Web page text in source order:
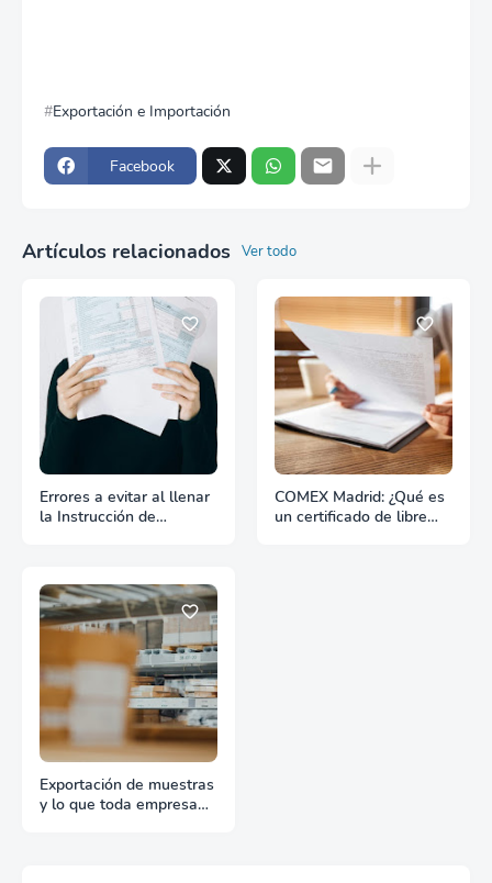
Exportación e Importación
Facebook
Artículos relacionados Ver todo
Errores a evitar al llenar
la Instrucción de
COMEX Madrid: ¿Qué es
un certificado de libre
Exportación de muestras
y lo que toda empresa